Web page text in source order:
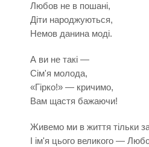
Любов не в пошані,
Діти народжуються,
Немов данина моді.
А ви не такі —
Сім'я молода,
«Гірко!» — кричимо,
Вам щастя бажаючи!
Живемо ми в життя тільки
І ім'я цього великого —